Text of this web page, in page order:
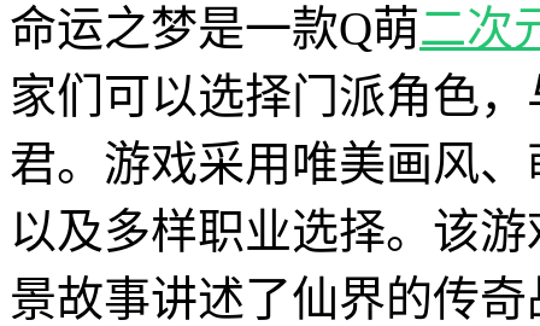
命运之梦是一款Q萌二次
家们可以选择门派角色
君。游戏采用唯美画风
以及多样职业选择。该
景故事讲述了仙界的传奇